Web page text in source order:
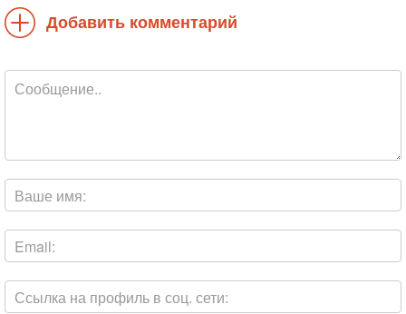
Добавить комментарий